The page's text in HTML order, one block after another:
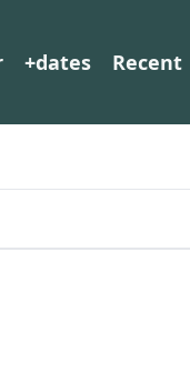
+dates Recent